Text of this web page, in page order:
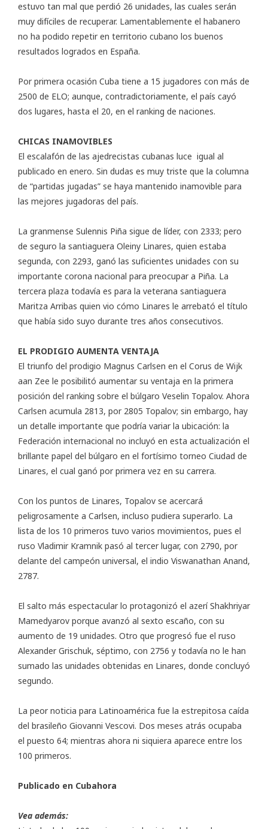
estuvo tan mal que perdió 26 unidades, las cuales serán
muy difíciles de recuperar. Lamentablemente el habanero
no ha podido repetir en territorio cubano los buenos
resultados logrados en España.
Por primera ocasión Cuba tiene a 15 jugadores con más de
2500 de ELO; aunque, contradictoriamente, el país cayó
dos lugares, hasta el 20, en el ranking de naciones.
CHICAS INAMOVIBLES
El escalafón de las ajedrecistas cubanas luce igual al
publicado en enero. Sin dudas es muy triste que la columna
de “partidas jugadas” se haya mantenido inamovible para
las mejores jugadoras del país.
La granmense Sulennis Piña sigue de líder, con 2333; pero
de seguro la santiaguera Oleiny Linares, quien estaba
segunda, con 2293, ganó las suficientes unidades con su
importante corona nacional para preocupar a Piña. La
tercera plaza todavía es para la veterana santiaguera
Maritza Arribas quien vio cómo Linares le arrebató el título
que había sido suyo durante tres años consecutivos.
EL PRODIGIO AUMENTA VENTAJA
El triunfo del prodigio Magnus Carlsen en el Corus de Wijk
aan Zee le posibilitó aumentar su ventaja en la primera
posición del ranking sobre el búlgaro Veselin Topalov. Ahora
Carlsen acumula 2813, por 2805 Topalov; sin embargo, hay
un detalle importante que podría variar la ubicación: la
Federación internacional no incluyó en esta actualización el
brillante papel del búlgaro en el fortísimo torneo Ciudad de
Linares, el cual ganó por primera vez en su carrera.
Con los puntos de Linares, Topalov se acercará
peligrosamente a Carlsen, incluso pudiera superarlo. La
lista de los 10 primeros tuvo varios movimientos, pues el
ruso Vladimir Kramnik pasó al tercer lugar, con 2790, por
delante del campeón universal, el indio Viswanathan Anand,
2787.
El salto más espectacular lo protagonizó el azerí Shakhriyar
Mamedyarov porque avanzó al sexto escaño, con su
aumento de 19 unidades. Otro que progresó fue el ruso
Alexander Grischuk, séptimo, con 2756 y todavía no le han
sumado las unidades obtenidas en Linares, donde concluyó
segundo.
La peor noticia para Latinoamérica fue la estrepitosa caída
del brasileño Giovanni Vescovi. Dos meses atrás ocupaba
el puesto 64; mientras ahora ni siquiera aparece entre los
100 primeros.
Publicado en Cubahora
Vea además: